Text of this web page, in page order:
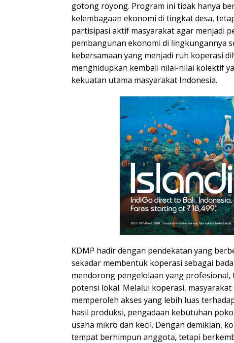
gotong royong. Program ini tidak hanya
kelembagaan ekonomi di tingkat desa,
partisipasi aktif masyarakat agar menjadi
pembangunan ekonomi di lingkungannya
kebersamaan yang menjadi ruh koperasi
menghidupkan kembali nilai-nilai kolektif
kekuatan utama masyarakat Indonesia.
KDMP hadir dengan pendekatan yang
sekadar membentuk koperasi sebagai
mendorong pengelolaan yang profesional,
potensi lokal. Melalui koperasi, masyarakat
memperoleh akses yang lebih luas
hasil produksi, pengadaan kebutuhan
usaha mikro dan kecil. Dengan demikian,
tempat berhimpun anggota, tetapi